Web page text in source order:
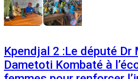
Kpendjal 2 :Le député Dr
Dametoti Kombaté à